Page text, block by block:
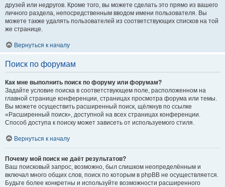
друзей или недругов. Кроме того, вы можете сделать это прямо из вашего
личного раздела, непосредственным вводом имени пользователя. Вы
можете также удалять пользователей из соответствующих списков на той
же странице.
Вернуться к началу
Поиск по форумам
Как мне выполнить поиск по форуму или форумам?
Задайте условие поиска в соответствующем поле, расположенном на
главной странице конференции, страницах просмотра форума или темы.
Вы можете осуществить расширенный поиск, щёлкнув по ссылке
«Расширенный поиск», доступной на всех страницах конференции.
Способ доступа к поиску может зависеть от используемого стиля.
Вернуться к началу
Почему мой поиск не даёт результатов?
Ваш поисковый запрос, возможно, был слишком неопределённым и
включал много общих слов, поиск по которым в phpBB не осуществляется.
Будьте более конкретны и используйте возможности расширенного